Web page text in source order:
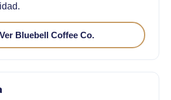
Bluebell Coffee Co.